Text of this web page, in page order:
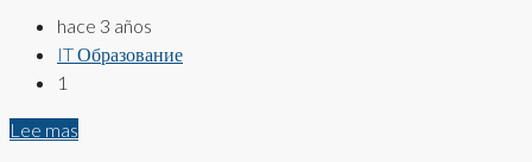
hace 3 años
IT Образование
1
Lee mas